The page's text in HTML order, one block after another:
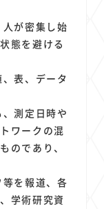
が密集し始
態を避ける
表、データ
測定日時や
ワークの混
のであり、
を報道、各
学術研究資